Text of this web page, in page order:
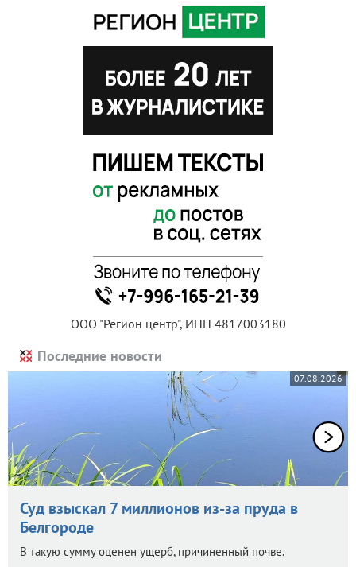
ООО "Регион центр", ИНН 4817003180
Последние новости
07.08.2026
Суд взыскал 7 миллионов из-за пруда в
Белгороде
В такую сумму оценен ущерб, причиненный почве.